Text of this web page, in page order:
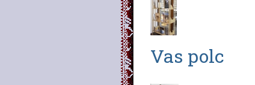
Vas polc